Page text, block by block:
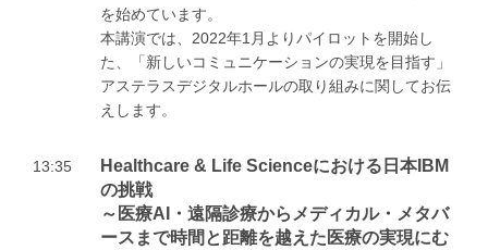
を始めています。
本講演では、2022年1月よりパイロットを開始し
た、「新しいコミュニケーションの実現を目指す」
アステラスデジタルホールの取り組みに関してお伝
えします。
13:35
Healthcare & Life Scienceにおける日本IBM
の挑戦
～医療AI・遠隔診療からメディカル・メタバ
ースまで時間と距離を越えた医療の実現にむ